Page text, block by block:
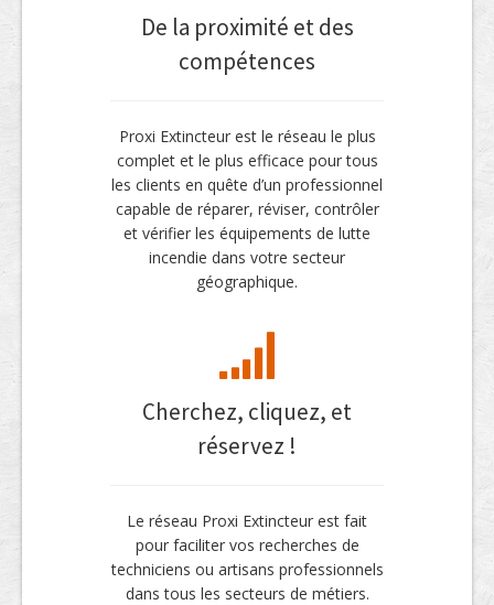
De la proximité et des
compétences
Proxi Extincteur est le réseau le plus
complet et le plus efficace pour tous
les clients en quête d’un professionnel
capable de réparer, réviser, contrôler
et vérifier les équipements de lutte
incendie dans votre secteur
géographique.
Cherchez, cliquez, et
réservez !
Le réseau Proxi Extincteur est fait
pour faciliter vos recherches de
techniciens ou artisans professionnels
dans tous les secteurs de métiers.